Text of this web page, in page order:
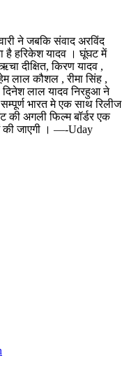
ने जबकि संवाद अरविंद
है हरिकेश यादव । घूंघट में
दीक्षित, किरण यादव ,
लाल कौशल , रीमा सिंह ,
दिनेश लाल यादव निरहुआ ने
भारत मे एक साथ रिलीज
की अगली फिल्म बॉर्डर एक
की जाएगी । —-Uday